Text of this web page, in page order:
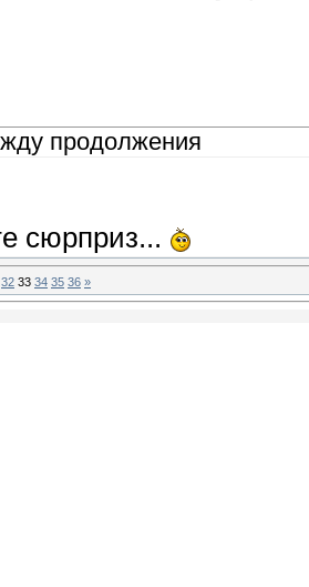
продолжения
сюрприз...
32 33 34 35 36 »